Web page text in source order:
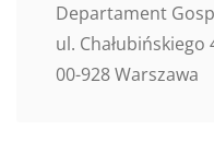
Departament
ul. Chałubińskiego
00-928 Warszawa